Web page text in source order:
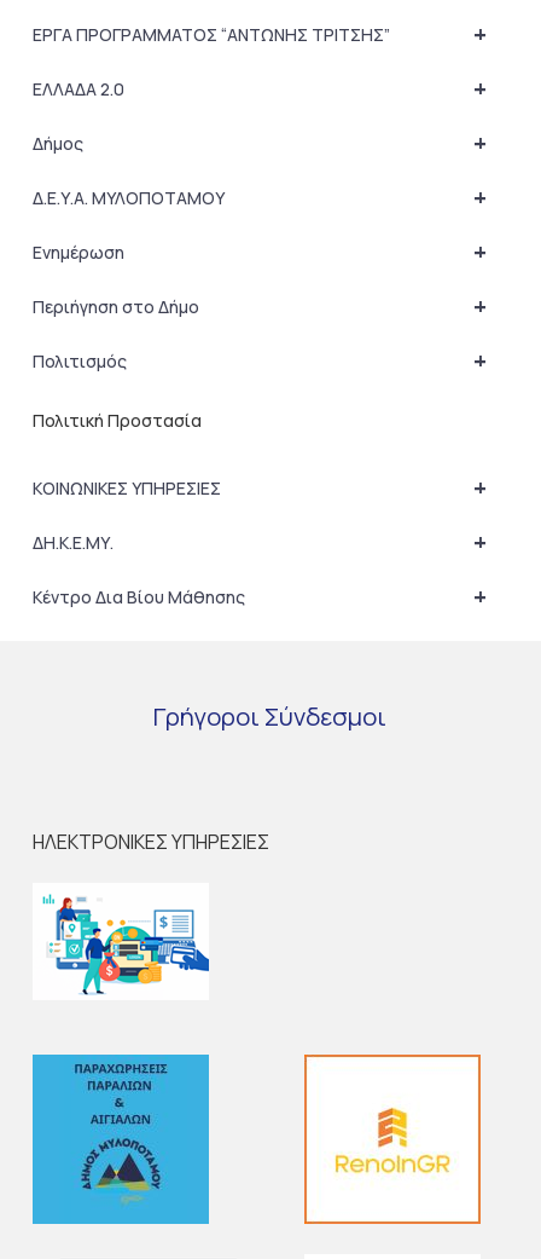
+
ΕΡΓΑ ΠΡΟΓΡΑΜΜΑΤΟΣ “ΑΝΤΩΝΗΣ ΤΡΙΤΣΗΣ”
+
ΕΛΛΑΔΑ 2.0
+
Δήμος
+
Δ.Ε.Υ.Α. ΜΥΛΟΠΟΤΑΜΟΥ
+
Ενημέρωση
+
Περιήγηση στο Δήμο
+
Πολιτισμός
Πολιτική Προστασία
+
ΚΟΙΝΩΝΙΚΕΣ ΥΠΗΡΕΣΙΕΣ
+
ΔΗ.Κ.Ε.ΜΥ.
+
Κέντρο Δια Βίου Μάθησης
Γρήγοροι Σύνδεσμοι
ΗΛΕΚΤΡΟΝΙΚΕΣ ΥΠΗΡΕΣΙΕΣ